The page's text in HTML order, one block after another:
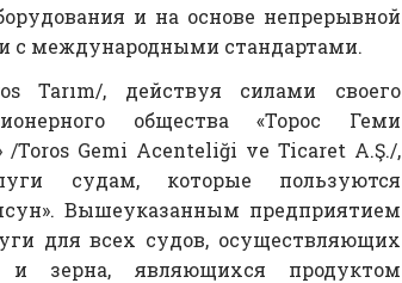
и на основе непрерывной
с международными стандартами.
Tarım/, действуя силами своего
общества «Торос Геми
Gemi Acenteliği ve Ticaret A.Ş./,
судам, которые пользуются
Вышеуказанным предприятием
для всех судов, осуществляющих
и зерна, являющихся продуктом